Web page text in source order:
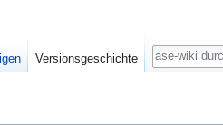
Versionsgeschichte
Suche